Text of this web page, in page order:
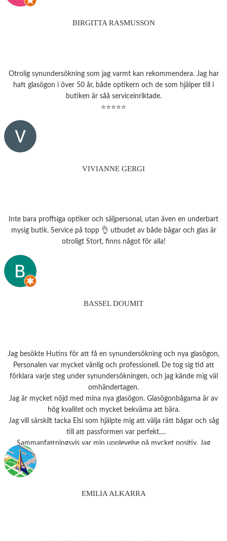
BIRGITTA RASMUSSON
Otrolig synundersökning som jag varmt kan rekommendera. Jag har
haft glasögon i över 50 år, både optikern och de som hjälper till i
butiken är såå serviceinriktade.
⭐⭐⭐⭐⭐
VIVIANNE GERGI
Inte bara proffsiga optiker och säljpersonal, utan även en underbart
mysig butik. Service på topp 👌 utbudet av både bågar och glas är
otroligt Stort, finns något för alla!
BASSEL DOUMIT
Jag besökte Hutins för att få en synundersökning och nya glasögon,
Personalen var mycket vänlig och professionell. De tog sig tid att
förklara varje steg under synundersökningen, och jag kände mig väl
omhändertagen.
Jag är mycket nöjd med mina nya glasögon. Glasögonbågarna är av
hög kvalitet och mycket bekväma att bära.
Jag vill särskilt tacka Elsi som hjälpte mig att välja rätt bågar och såg
till att passformen var perfekt.
Sammanfattningsvis var min upplevelse på mycket positiv. Jag
rekommenderar starkt detta ställe till alla som behöver
EMILIA ALKARRA